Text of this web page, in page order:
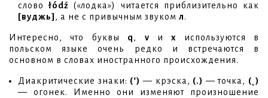
словоłódź («лодка») читается приблизительно как
[вуджь] , а не с привычным звуком л.
Интересно, что буквы q, v иx используются в
польском языке очень редко и встречаются в
основном в словах иностранного происхождения.
Диакритические знаки: (‘) — крэска, (.) — точка, (˛)
— огонек. Именно они изменяют произношение